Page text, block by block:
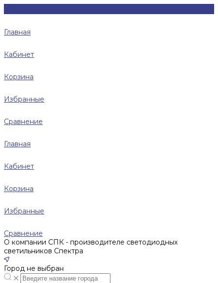
Главная
Кабинет
Корзина
Избранные
Сравнение
Главная
Кабинет
Корзина
Избранные
Сравнение
О компании СПК - производителе светодиодных
светильников Спектра
Город не выбран